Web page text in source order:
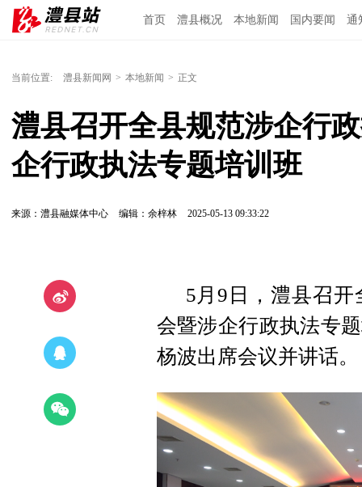
首页 澧县概况 本地新闻 国内要闻 通
当前位置: 澧县新闻网 > 本地新闻 > 正文
澧县召开全县规范涉企行
企行政执法专题培训班
来源：澧县融媒体中心 编辑：余梓林 2025-05-13 09:33:22
5月9日，澧县召
会暨涉企行政执法专
杨波出席会议并讲话。